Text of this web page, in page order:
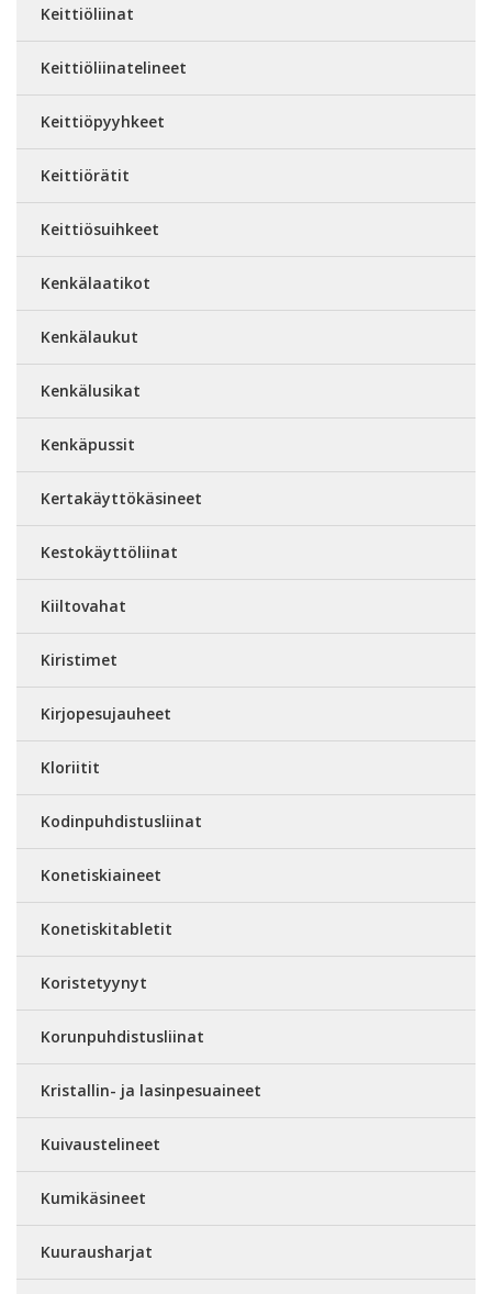
Keittiöliinat
Keittiöliinatelineet
Keittiöpyyhkeet
Keittiörätit
Keittiösuihkeet
Kenkälaatikot
Kenkälaukut
Kenkälusikat
Kenkäpussit
Kertakäyttökäsineet
Kestokäyttöliinat
Kiiltovahat
Kiristimet
Kirjopesujauheet
Kloriitit
Kodinpuhdistusliinat
Konetiskiaineet
Konetiskitabletit
Koristetyynyt
Korunpuhdistusliinat
Kristallin- ja lasinpesuaineet
Kuivaustelineet
Kumikäsineet
Kuurausharjat